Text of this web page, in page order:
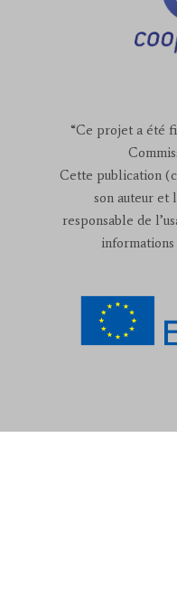
“Ce projet a été
Cette publication
son auteur et
responsable de
informations